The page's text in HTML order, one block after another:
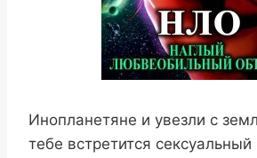
Инопланетяне и увезли с
тебе встретится